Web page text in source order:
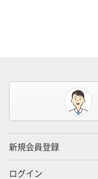
新規会員登録
ログイン